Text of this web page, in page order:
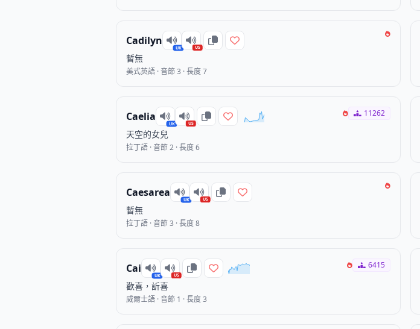
Cadilyn
UK US
暫無
美式英語 · 音節 3 · 長度 7
Caelia
UK US
天空的女兒
拉丁語 · 音節 2 · 長度 6
11262
Caesarea
UK US
暫無
拉丁語 · 音節 3 · 長度 8
Cai
UK US
歡喜，訢喜
威爾士語 · 音節 1 · 長度 3
6415